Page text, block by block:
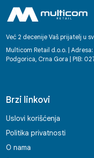
Već 2 decenije Vaš prijatelj u
Multicom Retail d.o.o. |
Podgorica, Crna Gora | PIB:
Brzi linkovi
Uslovi korišćenja
Politika privatnosti
O nama